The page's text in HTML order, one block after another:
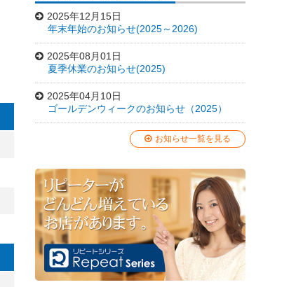
2025年12月15日
年末年始のお知らせ(2025～2026)
2025年08月01日
夏季休業のお知らせ(2025)
2025年04月10日
ゴールデンウィークのお知らせ（2025）
お知らせ一覧を見る